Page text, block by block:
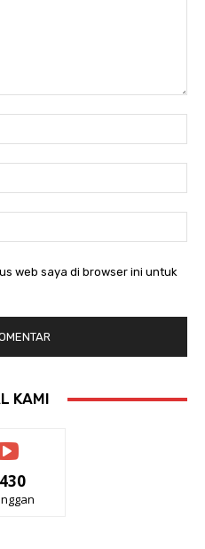
web saya di browser ini untuk
KAMI